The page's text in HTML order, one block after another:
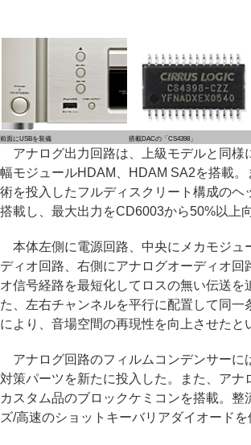
前面にUSBを装備 搭載DACの「CS4398」
アナログ出力回路は、上級モデルと同様
幅モジュールHDAM、HDAM SA2を搭載
術を投入したフルディスクリート構成のヘ
搭載し、最大出力をCD6003から50%以上
本体左側に電源回路、中央にメカモジュ
ディオ回路、右側にアナログオーディオ回
オ信号経路を最短化してロスの無い伝送を
た、左右チャンネルを平行に配置して同一
により、音場空間の再現性を向上させたと
アナログ回路のフィルムコンデンサーに
対策パーツを新たに投入した。また、アナ
カスタム品のブロックケミコンを搭載。整
ズ/高速のショットキーバリアダイオードを